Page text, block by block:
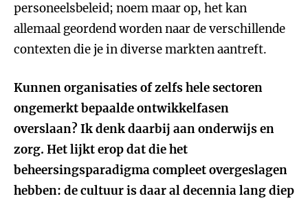
personeelsbeleid; noem maar op, het kan
allemaal geordend worden naar de verschillende
contexten die je in diverse markten aantreft.
Kunnen organisaties of zelfs hele sectoren
ongemerkt bepaalde ontwikkelfasen
overslaan? Ik denk daarbij aan onderwijs en
zorg. Het lijkt erop dat die het
beheersingsparadigma compleet overgeslagen
hebben: de cultuur is daar al decennia lang diep